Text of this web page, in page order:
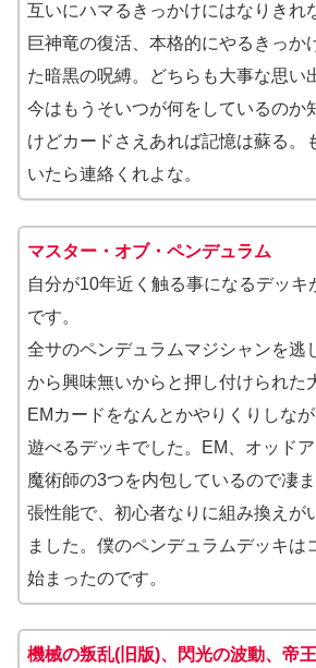
互いにハマるきっかけにはなりきれ
巨神竜の復活、本格的にやるきっか
た暗黒の呪縛。どちらも大事な思い
今はもうそいつが何をしているのか
けどカードさえあれば記憶は蘇る。
いたら連絡くれよな。
マスター・オブ・ペンデュラム
自分が10年近く触る事になるデッキ
です。
全サのペンデュラムマジシャンを逃
から興味無いからと押し付けられた
EMカードをなんとかやりくりしな
遊べるデッキでした。EM、オッドア
魔術師の3つを内包しているので凄
張性能で、初心者なりに組み換えが
ました。僕のペンデュラムデッキは
始まったのです。
機械の叛乱(旧版)、閃光の波動、帝